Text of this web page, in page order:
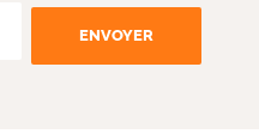
ENVOYER